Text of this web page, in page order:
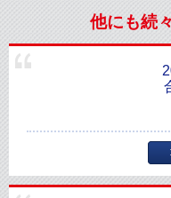
他にも続